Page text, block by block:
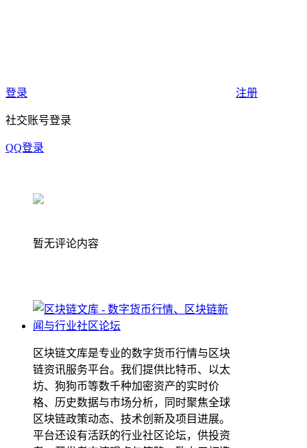
登录 注册
社交账号登录
QQ登录
暂无评论内容
区块链文库是专业的数字货币行情与区块
链资讯服务平台。我们提供比特币、以太
坊、狗狗币等数千种加密资产的实时价
格、历史数据与市场分析，同时聚焦全球
区块链政策动态、技术创新及项目进展。
平台还设有活跃的行业社区论坛，供投资